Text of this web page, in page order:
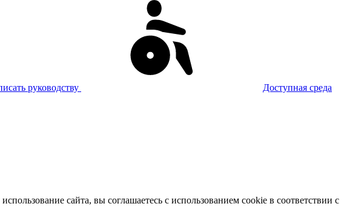
руководству Доступная среда
сайта, вы соглашаетесь с использованием cookie в соответствии с